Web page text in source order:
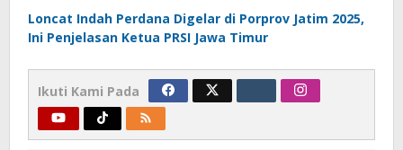
Loncat Indah Perdana Digelar di Porprov Jatim 2025,
Ini Penjelasan Ketua PRSI Jawa Timur
Ikuti Kami Pada